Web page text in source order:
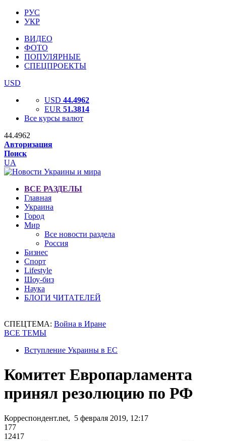
РУС
УКР
ВИДЕО
ФОТО
ПОПУЛЯРНЫЕ
СПЕЦПРОЕКТЫ
USD
USD 44.4962
EUR 51.3814
Все курсы валют
44.4962
Авторизация
Поиск
UA
ВСЕ РАЗДЕЛЫ
Главная
Украина
Город
Мир
Все новости раздела
Россия
Бизнес
Спорт
Lifestyle
Шоу-биз
Наука
БЛОГИ ЧИТАТЕЛЕЙ
СПЕЦТЕМА: Война в Иране
ВСЕ ТЕМЫ
Вступление Украины в ЕС
Комитет Европарламента
принял резолюцию по РФ
Корреспондент.net, 5 февраля 2019, 12:17
177
12417